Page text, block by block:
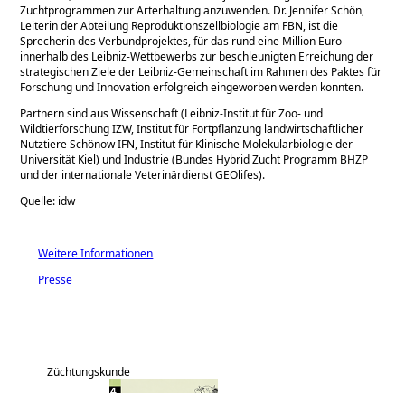
Zuchtprogrammen zur Arterhaltung anzuwenden. Dr. Jennifer Schön,
Leiterin der Abteilung Reproduktionszellbiologie am FBN, ist die
Sprecherin des Verbundprojektes, für das rund eine Million Euro
innerhalb des Leibniz-Wettbewerbs zur beschleunigten Erreichung der
strategischen Ziele der Leibniz-Gemeinschaft im Rahmen des Paktes für
Forschung und Innovation erfolgreich eingeworben werden konnten.
Partnern sind aus Wissenschaft (Leibniz-Institut für Zoo- und
Wildtierforschung IZW, Institut für Fortpflanzung landwirtschaftlicher
Nutztiere Schönow IFN, Institut für Klinische Molekularbiologie der
Universität Kiel) und Industrie (Bundes Hybrid Zucht Programm BHZP
und der internationale Veterinärdienst GEOlifes).
Quelle: idw
Weitere Informationen
Presse
Züchtungskunde